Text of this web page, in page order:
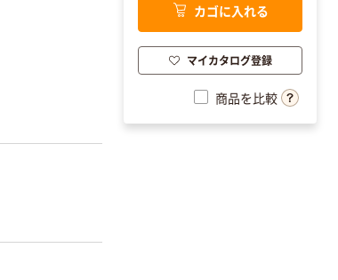
カゴに入れる
マイカタログ登録
商品を比較